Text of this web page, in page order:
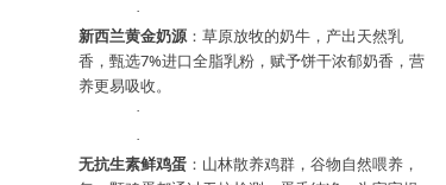
·
新西兰黄金奶源：草原放牧的奶牛，产出天然乳
香，甄选7%进口全脂乳粉，赋予饼干浓郁奶香，营
养更易吸收。
·
·
无抗生素鲜鸡蛋：山林散养鸡群，谷物自然喂养，